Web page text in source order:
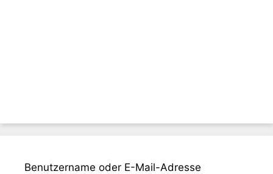
Benutzername oder E-Mail-Adresse